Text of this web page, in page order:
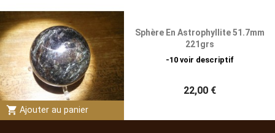
shopping_cart Ajouter au panier
Sphère En Astrophyllite 51.7mm
221grs
-10 voir descriptif
22,00 €